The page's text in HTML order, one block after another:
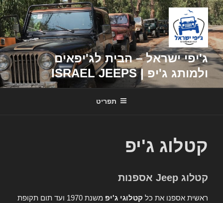
דילוג
לתוכן
ג'יפי ישראל – הבית לג'יפאים
ולמותג ג'יפ | ISRAEL JEEPS
תפריט
קטלוג ג'יפ
קטלוג Jeep אספנות
ראשית אספנו את כל קטלוגי ג'יפ
משנת 1970 ועד תום תקופת